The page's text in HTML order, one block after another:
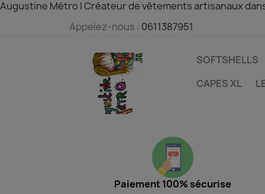
Augustine Métro | Créateur de vêtements artisanaux
Appelez-nous : 0611387951
SOFTSHELLS
CAPES XL
Paiement 100% sécurise